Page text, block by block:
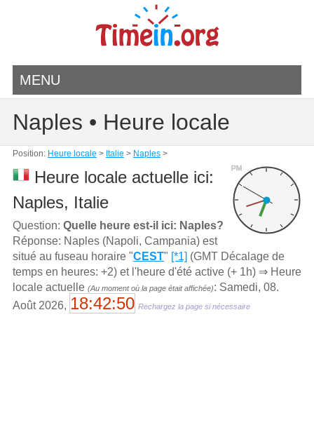
MENU
Naples • Heure locale
Position: Heure locale > Italie > Naples>
PM
Heure locale actuelle ici:
Naples, Italie
Question: Quelle heure est-il ici: Naples?
Réponse: Naples (Napoli, Campania) est
situé au fuseau horaire "CEST" [*1] (GMT Décalage de
temps en heures: +2) et l'heure d'été active (+ 1h) ⇒ Heure
locale actuelle (Au moment où la page était affichée): Samedi, 08.
Août 2026, 18:42:50 Rechargez la page si nécessaire